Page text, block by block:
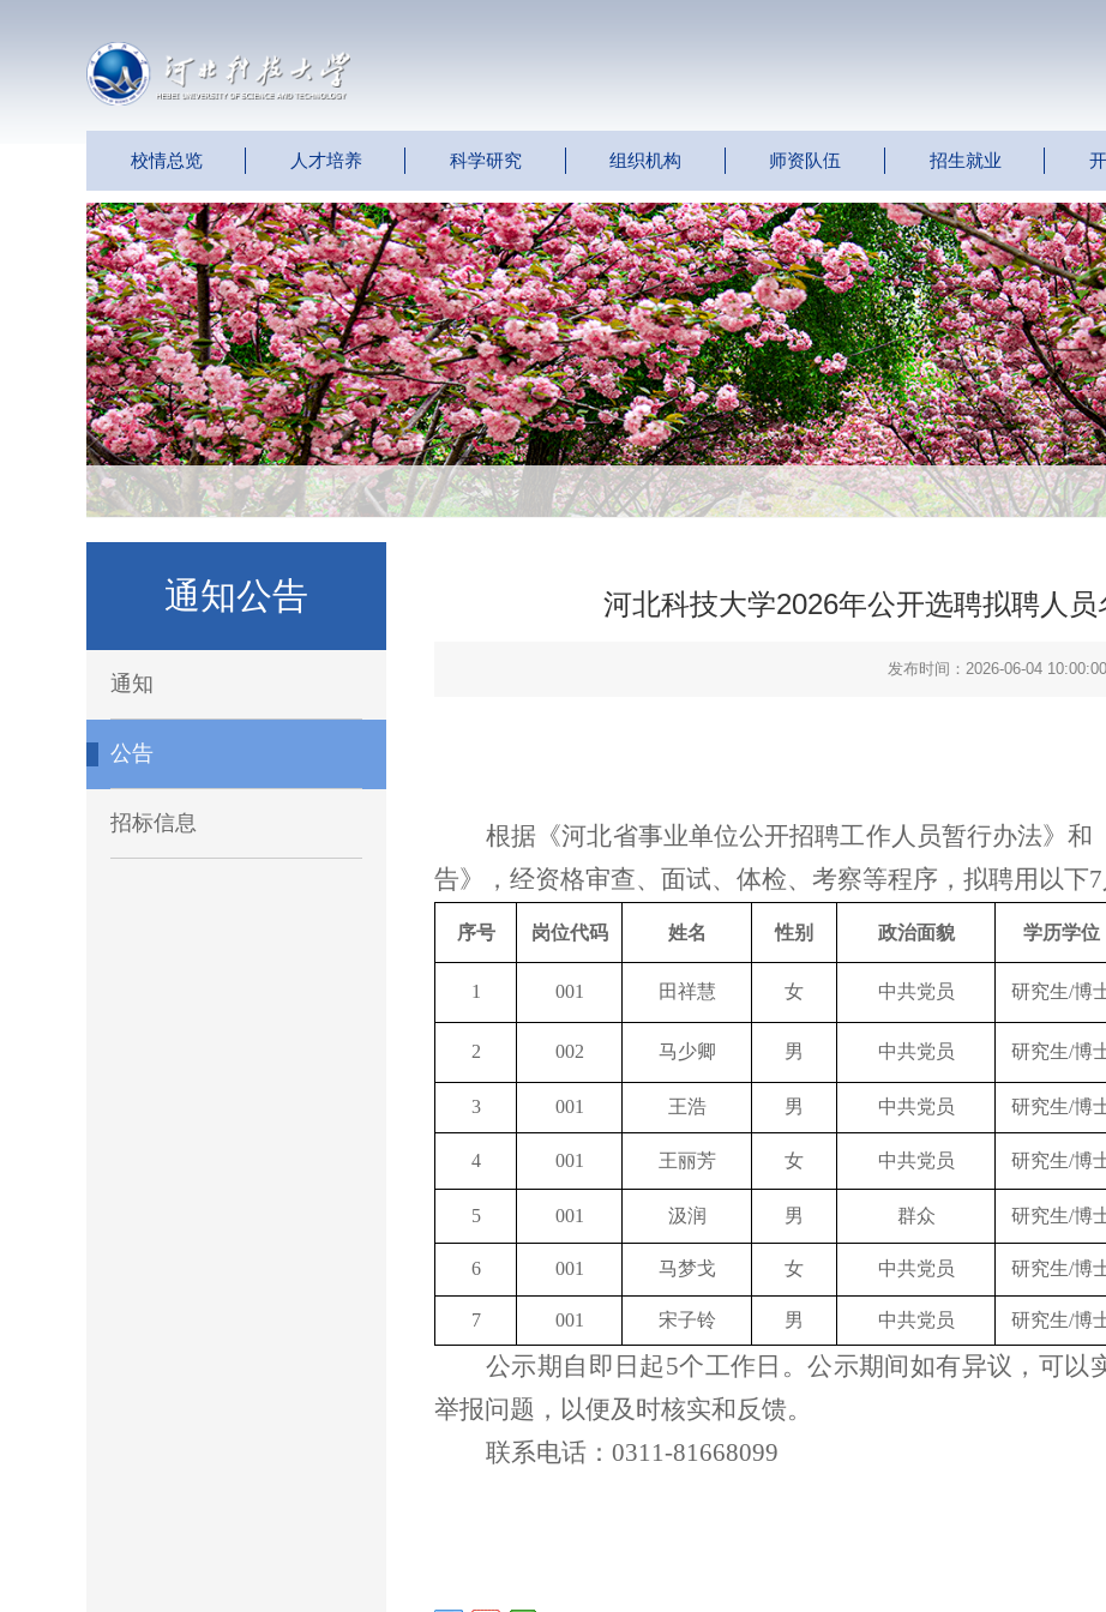
校情总览 人才培养 科学研究 组织机构 师资队伍 招生就业
通知公告
通知
公告
招标信息
河北科技大学2026年公开选聘拟聘人员
发布时间：2026-06-04 10:00:00
根据《河北省事业单位公开招聘工作人员暂行办法》和
告》，经资格审查、面试、体检、考察等程序，拟聘用以下
序号 岗位代码 姓名 性别 政治面貌 学历学位
1 001 田祥慧 女 中共党员 研究生/博
2 002 马少卿 男 中共党员 研究生/博
3 001 王浩 男 中共党员 研究生/博
4 001 王丽芳 女 中共党员 研究生/博
5 001 汲润 男 群众 研究生/博
6 001 马梦戈 女 中共党员 研究生/博
7 001 宋子铃 男 中共党员 研究生/博
公示期自即日起5个工作日。公示期间如有异议，可以
举报问题，以便及时核实和反馈。
联系电话： 0311-81668099